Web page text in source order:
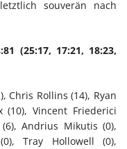
souverän nach
(25:17, 17:21, 18:23,
Chris Rollins (14), Ryan
(10), Vincent Friederici
Andrius Mikutis (0),
Tray Hollowell (0),